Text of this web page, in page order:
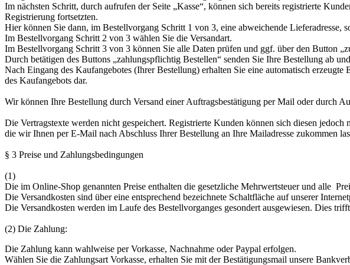
Im nächsten Schritt, durch aufrufen der Seite „Kasse“, können sich bereits registrierte
Registrierung fortsetzten.
Hier können Sie dann, im Bestellvorgang Schritt 1 von 3, eine abweichende Lieferadresse,
Im Bestellvorgang Schritt 2 von 3 wählen Sie die Versandart.
Im Bestellvorgang Schritt 3 von 3 können Sie alle Daten prüfen und ggf. über den Button
Durch betätigen des Buttons „zahlungspflichtig Bestellen“ senden Sie Ihre Bestellung ab
Nach Eingang des Kaufangebotes (Ihrer Bestellung) erhalten Sie eine automatisch
des Kaufangebots dar.
Wir können Ihre Bestellung durch Versand einer Auftragsbestätigung per Mail oder durch
Die Vertragstexte werden nicht gespeichert. Registrierte Kunden können sich diesen
die wir Ihnen per E-Mail nach Abschluss Ihrer Bestellung an Ihre Mailadresse zukommen
§ 3 Preise und Zahlungsbedingungen
(1)
Die im Online-Shop genannten Preise enthalten die gesetzliche Mehrwertsteuer und alle
Die Versandkosten sind über eine entsprechend bezeichnete Schaltfläche auf unserer
Die Versandkosten werden im Laufe des Bestellvorganges gesondert ausgewiesen. Dies
(2) Die Zahlung:
Die Zahlung kann wahlweise per Vorkasse, Nachnahme oder Paypal erfolgen.
Wählen Sie die Zahlungsart Vorkasse, erhalten Sie mit der Bestätigungsmail unsere